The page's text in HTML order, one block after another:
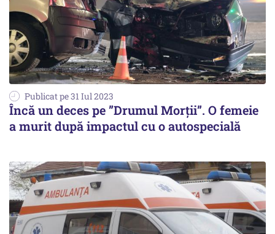
Publicat pe 31 Iul 2023
Încă un deces pe ”Drumul Morții”. O femeie
a murit după impactul cu o autospecială